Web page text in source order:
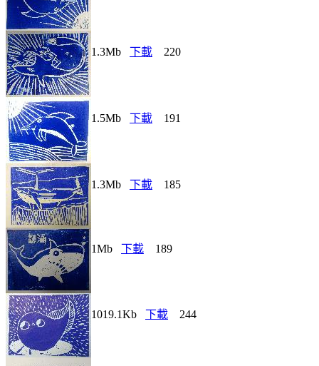
1.3Mb 下載 220
1.5Mb 下載 191
1.3Mb 下載 185
1Mb 下載 189
1019.1Kb 下載 244